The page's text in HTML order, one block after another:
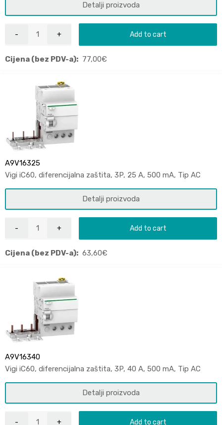
Detalji proizvoda
Add to cart
Cijena (bez PDV-a): 77,00€
A9V16325
Vigi iC60, diferencijalna zaštita, 3P, 25 A, 500 mA, Tip AC
Detalji proizvoda
Add to cart
Cijena (bez PDV-a): 63,60€
A9V16340
Vigi iC60, diferencijalna zaštita, 3P, 40 A, 500 mA, Tip AC
Detalji proizvoda
Add to cart